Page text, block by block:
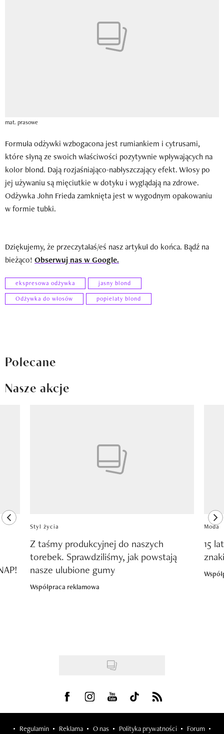
mat. prasowe
Formuła odżywki wzbogacona jest rumiankiem i cytrusami,
które słyną ze swoich właściwości pozytywnie wpływających na
kolor blond. Dają rozjaśniająco-nabłyszczający efekt. Włosy po
jej używaniu są mięciutkie w dotyku i wyglądają na zdrowe.
Odżywka John Frieda zamknięta jest w wygodnym opakowaniu
w formie tubki.
Dziękujemy, że przeczytałaś/eś nasz artykuł do końca. Bądź na
bieżąco! Obserwuj nas w Google.
ekspresowa odżywka
jasny blond
Odżywka do włosów
popielaty blond
Polecane
Nasze akcje
previous element
Styl życia
Z taśmy produkcyjnej do naszych
torebek. Sprawdziliśmy, jak powstają
nasze ulubione gumy
Współpraca reklamowa
Moda
15
Visit us on Facebook
Visit us on Instagram
Visit us on Youtube
Visit us on Tiktok
Visit us on Rss
Regulamin Reklama O nas Polityka prywatności Forum